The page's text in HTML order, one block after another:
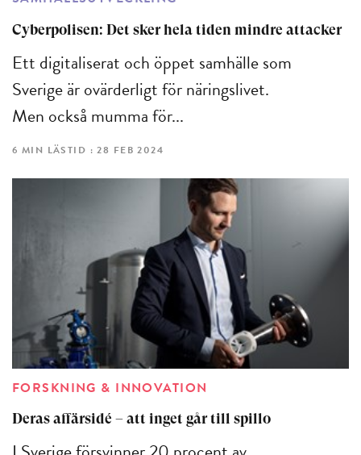
Cyberpolisen: Det sker hela tiden mindre attacker
Ett digitaliserat och öppet samhälle som
Sverige är ovärderligt för näringslivet.
Men också mumma för...
6 MIN LÄSTID : 28 FEB 2024
FORSKNING & INNOVATION
Deras affärsidé – att inget går till spillo